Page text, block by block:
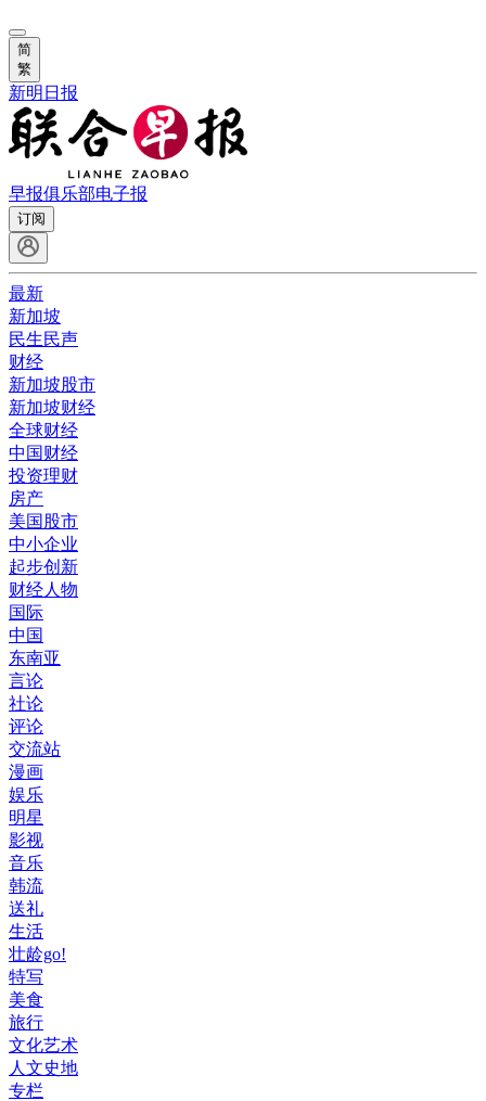
简
繁
新明日报
早报俱乐部电子报
订阅
最新
新加坡
民生民声
财经
新加坡股市
新加坡财经
全球财经
中国财经
投资理财
房产
美国股市
中小企业
起步创新
财经人物
国际
中国
东南亚
言论
社论
评论
交流站
漫画
娱乐
明星
影视
音乐
韩流
送礼
生活
壮龄go!
特写
美食
旅行
文化艺术
人文史地
专栏